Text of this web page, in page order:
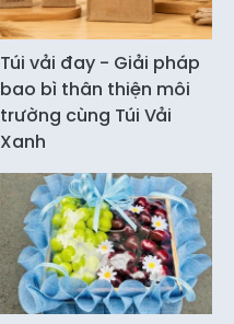
Túi vải đay - Giải pháp
bao bì thân thiện môi
trường cùng Túi Vải
Xanh